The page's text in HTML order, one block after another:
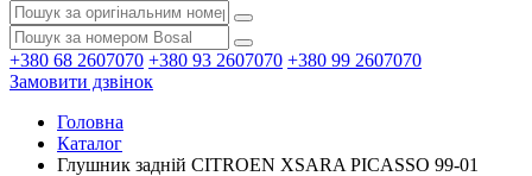
+380 68 2607070 +380 93 2607070 +380 99 2607070
Замовити дзвінок
Головна
Каталог
Глушник задній CITROEN XSARA PICASSO 99-01